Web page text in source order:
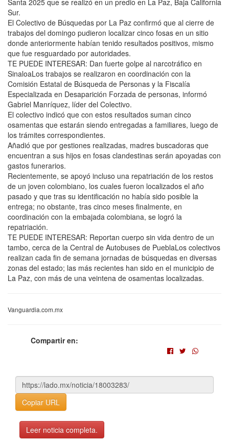
Santa 2025 que se realizó en un predio en La Paz, Baja California
Sur.
El Colectivo de Búsquedas por La Paz confirmó que al cierre de
trabajos del domingo pudieron localizar cinco fosas en un sitio
donde anteriormente habían tenido resultados positivos, mismo
que fue resguardado por autoridades.
TE PUEDE INTERESAR: Dan fuerte golpe al narcotráfico en
SinaloaLos trabajos se realizaron en coordinación con la
Comisión Estatal de Búsqueda de Personas y la Fiscalía
Especializada en Desaparición Forzada de personas, informó
Gabriel Manríquez, líder del Colectivo.
El colectivo indicó que con estos resultados suman cinco
osamentas que estarán siendo entregadas a familiares, luego de
los trámites correspondientes.
Añadió que por gestiones realizadas, madres buscadoras que
encuentran a sus hijos en fosas clandestinas serán apoyadas con
gastos funerarios.
Recientemente, se apoyó incluso una repatriación de los restos
de un joven colombiano, los cuales fueron localizados el año
pasado y que tras su identificación no había sido posible la
entrega; no obstante, tras cinco meses finalmente, en
coordinación con la embajada colombiana, se logró la
repatriación.
TE PUEDE INTERESAR: Reportan cuerpo sin vida dentro de un
tambo, cerca de la Central de Autobuses de PueblaLos colectivos
realizan cada fin de semana jornadas de búsquedas en diversas
zonas del estado; las más recientes han sido en el municipio de
La Paz, con más de una veintena de osamentas localizadas.
Vanguardia.com.mx
Compartir en:
Copiar URL
Leer noticia completa.